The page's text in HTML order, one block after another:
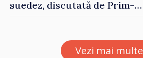
suedez, discutată de Prim-
Petra Lärke
Vezi mai multe